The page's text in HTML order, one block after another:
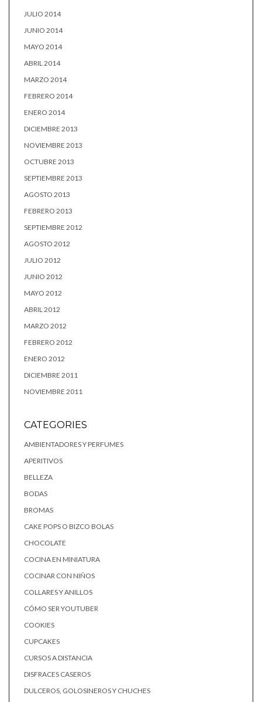
JULIO 2014
JUNIO 2014
MAYO 2014
ABRIL 2014
MARZO 2014
FEBRERO 2014
ENERO 2014
DICIEMBRE 2013
NOVIEMBRE 2013
OCTUBRE 2013
SEPTIEMBRE 2013
AGOSTO 2013
FEBRERO 2013
SEPTIEMBRE 2012
AGOSTO 2012
JULIO 2012
JUNIO 2012
MAYO 2012
ABRIL 2012
MARZO 2012
FEBRERO 2012
ENERO 2012
DICIEMBRE 2011
NOVIEMBRE 2011
CATEGORIES
AMBIENTADORES Y PERFUMES
APERITIVOS
BELLEZA
BODAS
BROMAS
CAKE POPS O BIZCO BOLAS
CHOCOLATE
COCINA EN MINIATURA
COCINAR CON NIÑOS
COLLARES Y ANILLOS
CÓMO SER YOUTUBER
COOKIES
CUPCAKES
CURSOS A DISTANCIA
DISFRACES CASEROS
DULCEROS, GOLOSINEROS Y CHUCHES